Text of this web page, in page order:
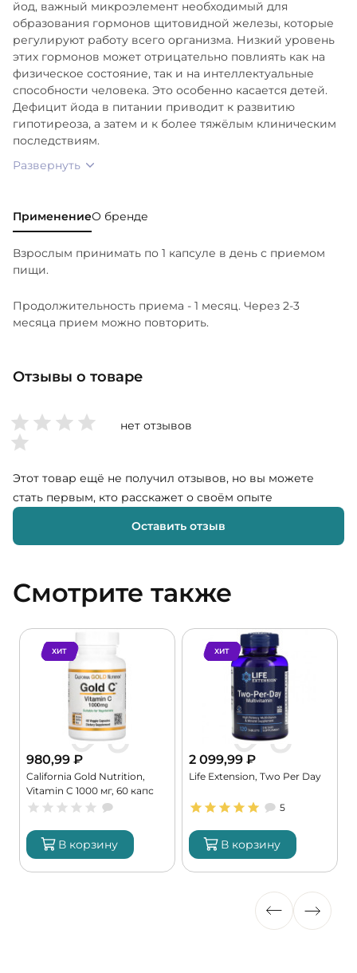
йод, важный микроэлемент необходимый для
образования гормонов щитовидной железы, которые
регулируют работу всего организма. Низкий уровень
этих гормонов может отрицательно повлиять как на
физическое состояние, так и на интеллектуальные
способности человека. Это особенно касается детей.
Дефицит йода в питании приводит к развитию
гипотиреоза, а затем и к более тяжёлым клиническим
последствиям.
Развернуть
ПрименениеО бренде
Взрослым принимать по 1 капсуле в день с приемом
пищи.
Продолжительность приема - 1 месяц. Через 2-3
месяца прием можно повторить.
Отзывы о товаре
нет отзывов
Этот товар ещё не получил отзывов, но вы можете
стать первым, кто расскажет о своём опыте
Оставить отзыв
Смотрите также
ХИТ
2 099,99
Life Extension, Two Per Day
В корзину
ХИТ
1 780,99
NOW, E-200 DA, 100
В корзину